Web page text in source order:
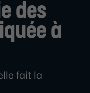
des
à
fait la